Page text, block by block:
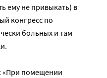
ему не привыкать) в
конгресс по
больных и там
«При помещении